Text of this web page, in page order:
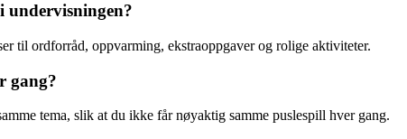
til ordforråd, oppvarming, ekstraoppgaver og rolige aktiviteter.
gang?
tema, slik at du ikke får nøyaktig samme puslespill hver gang.